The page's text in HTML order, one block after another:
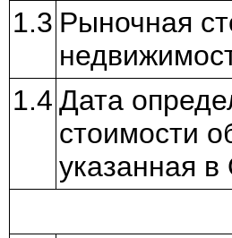
1.3 Рыночная
1.4 Дата
стоимости
указанная в